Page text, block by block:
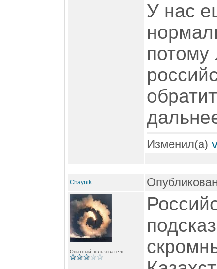
У нас
Изменил(а)
Chaynik
Опытный пользователь